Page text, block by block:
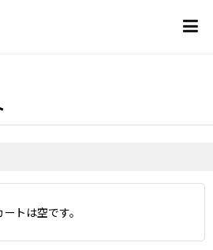
ートは空です。